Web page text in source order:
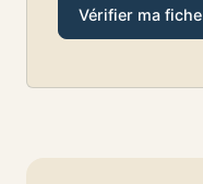
Vérifier ma